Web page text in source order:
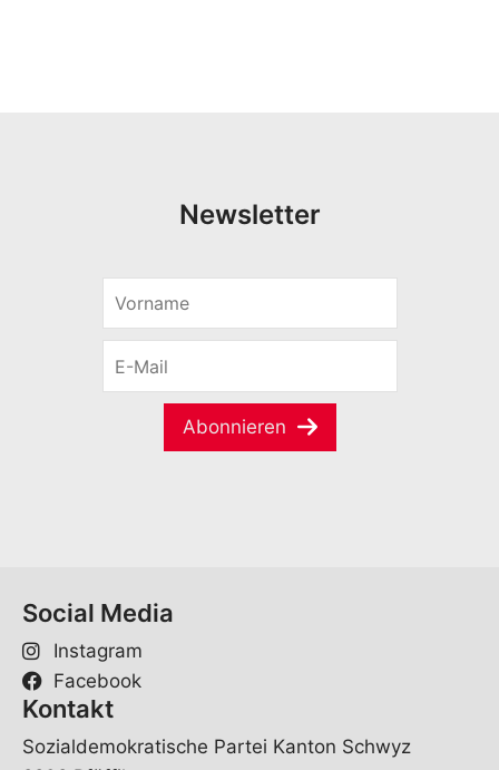
Newsletter
r
m
M
Abonnieren
Social Media
Instagram
Facebook
Kontakt
Sozialdemokratische Partei Kanton Schwyz